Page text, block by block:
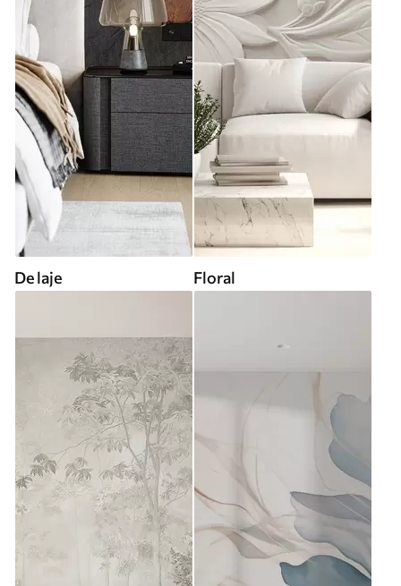
De laje Floral